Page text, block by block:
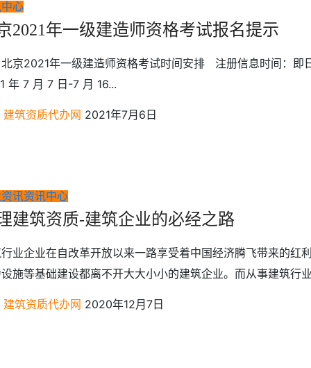
心
2021年一级建造师资格考试报名提示
京2021年一级建造师资格考试时间安排 注册信息时间：
年 7 月 7 日-7 月 16...
建筑资质代办网 2021年7月6日
讯资讯中心
建筑资质-建筑企业的必经之路
业企业在自改革开放以来一路享受着中国经济腾飞带来的红
施等基础建设都离不开大大小小的建筑企业。而从事建筑行
建筑资质代办网 2020年12月7日